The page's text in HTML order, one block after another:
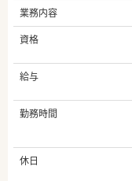
業務内容
資格
給与
勤務時間
休日